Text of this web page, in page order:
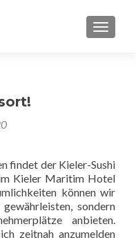
findet der Kieler-Sushi
Kieler Maritim Hotel
können wir
sondern
anbieten.
zeitnah anzumelden